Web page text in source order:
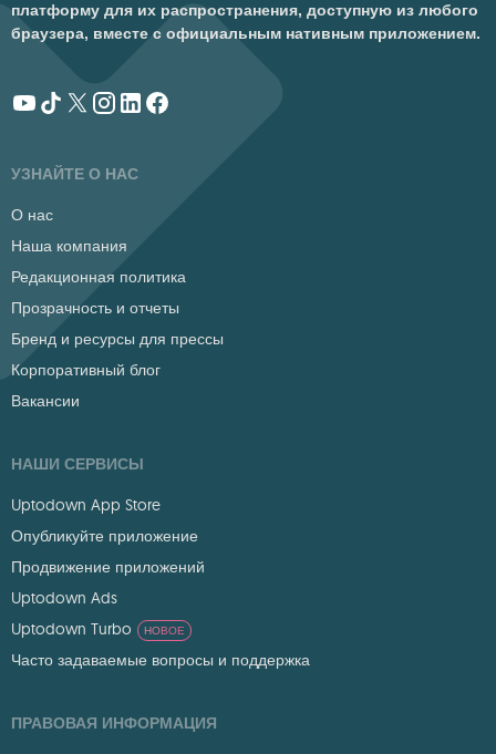
платформу для их распространения, доступную из любого
браузера, вместе с официальным нативным приложением.
УЗНАЙТЕ О НАС
О нас
Наша компания
Редакционная политика
Прозрачность и отчеты
Бренд и ресурсы для прессы
Корпоративный блог
Вакансии
НАШИ СЕРВИСЫ
Uptodown App Store
Опубликуйте приложение
Продвижение приложений
Uptodown Ads
Uptodown Turbo
НОВОЕ
Часто задаваемые вопросы и поддержка
ПРАВОВАЯ ИНФОРМАЦИЯ